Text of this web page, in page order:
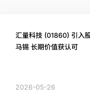
汇量科技 (01860) 引入
马锡 长期价值获认可
2026-05-26